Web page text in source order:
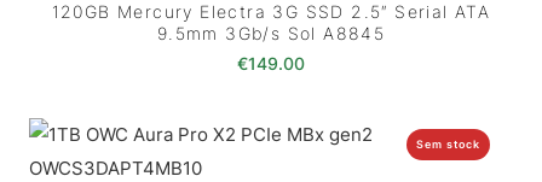
120GB Mercury Electra 3G SSD 2.5″ Serial ATA
9.5mm 3Gb/s Sol A8845
€149.00
Sem stock